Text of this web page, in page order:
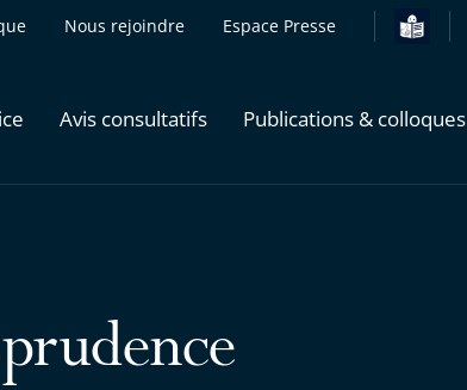
Nous rejoindre Espace Presse
Avis consultatifs Publications & colloques